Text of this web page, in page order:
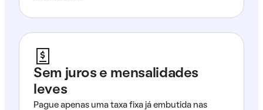
Sem juros e mensalidades
leves
Pague apenas uma taxa fixa já embutida nas